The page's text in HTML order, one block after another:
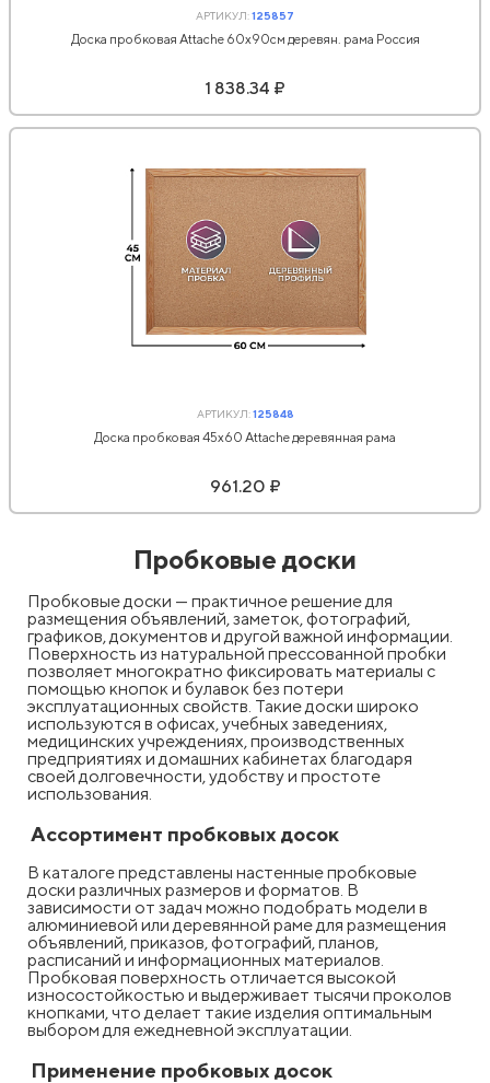
АРТИКУЛ:125857
Доска пробковая Attache 60х90см деревян. рама Россия
1 838.34 ₽
АРТИКУЛ:125848
Доска пробковая 45х60 Attache деревянная рама
961.20 ₽
Пробковые доски
Пробковые доски — практичное решение для
размещения объявлений, заметок, фотографий,
графиков, документов и другой важной информации.
Поверхность из натуральной прессованной пробки
позволяет многократно фиксировать материалы с
помощью кнопок и булавок без потери
эксплуатационных свойств. Такие доски широко
используются в офисах, учебных заведениях,
медицинских учреждениях, производственных
предприятиях и домашних кабинетах благодаря
своей долговечности, удобству и простоте
использования.
Ассортимент пробковых досок
В каталоге представлены настенные пробковые
доски различных размеров и форматов. В
зависимости от задач можно подобрать модели в
алюминиевой или деревянной раме для размещения
объявлений, приказов, фотографий, планов,
расписаний и информационных материалов.
Пробковая поверхность отличается высокой
износостойкостью и выдерживает тысячи проколов
кнопками, что делает такие изделия оптимальным
выбором для ежедневной эксплуатации.
Применение пробковых досок